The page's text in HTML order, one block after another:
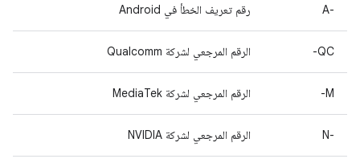
A-‎ رقم تعريف الخطأ في Android
QC- الرقم المرجعي لشركة Qualcomm
M- الرقم المرجعي لشركة MediaTek
‫N-‎ الرقم المرجعي لشركة NVIDIA